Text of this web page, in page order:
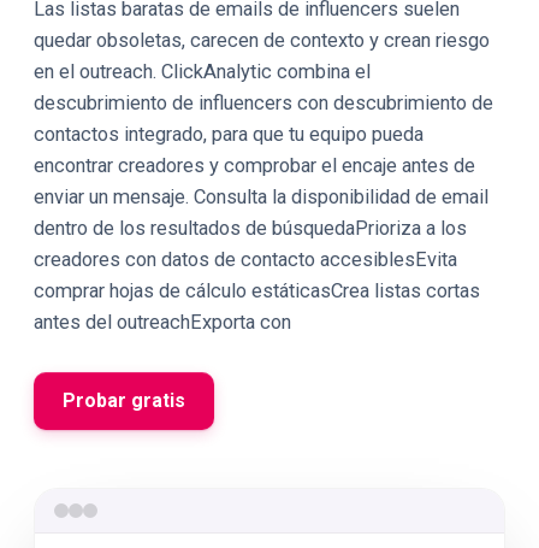
Las listas baratas de emails de influencers suelen
quedar obsoletas, carecen de contexto y crean riesgo
en el outreach. ClickAnalytic combina el
descubrimiento de influencers con descubrimiento de
contactos integrado, para que tu equipo pueda
encontrar creadores y comprobar el encaje antes de
enviar un mensaje. Consulta la disponibilidad de email
dentro de los resultados de búsquedaPrioriza a los
creadores con datos de contacto accesiblesEvita
comprar hojas de cálculo estáticasCrea listas cortas
antes del outreachExporta con
Probar gratis